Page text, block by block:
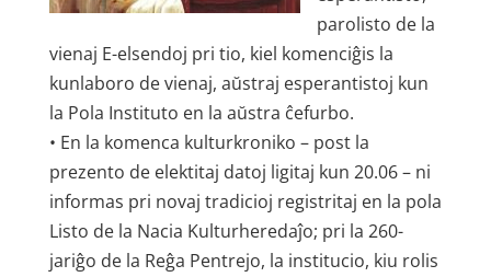
parolisto de la
vienaj E-elsendoj pri tio, kiel komenciĝis la
kunlaboro de vienaj, aŭstraj esperantistoj kun
la Pola Instituto en la aŭstra ĉefurbo.
• En la komenca kulturkroniko – post la
prezento de elektitaj datoj ligitaj kun 20.06 – ni
informas pri novaj tradicioj registritaj en la pola
Listo de la Nacia Kulturheredaĵo; pri la 260-
jariĝo de la Reĝa Pentrejo, la institucio, kiu rolis